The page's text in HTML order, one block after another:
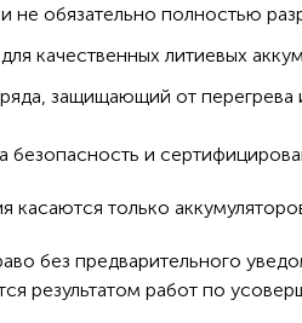
обязательно полностью
качественных литиевых
защищающий от перегрева
безопасность и
только
без предварительного
результатом работ по